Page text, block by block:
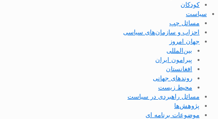
کودکان
سیاست
مسائل چپ
احزاب و سازمان‌های سیاسی
جهان امروز
بین‌المللی
پیرامون ایران
افغانستان
روندهای جهانی
محیط زیست
مسائل راهبردی در سیاست
پژوهش‌ها
موضوعات برنامه ای